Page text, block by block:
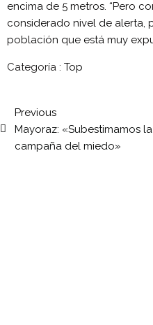
encima de 5 metros. “Pero
considerado nivel de alerta,
población que está muy
Categoría : Top
Previous
Mayoraz: «Subestimamos la
campaña del miedo»